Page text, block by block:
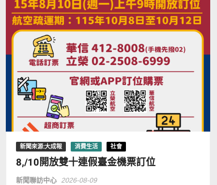
新聞來源:大成報 消費生活 社會
8,/10開放雙十連假臺金機票訂位
新聞聯訪中心 2026-08-09